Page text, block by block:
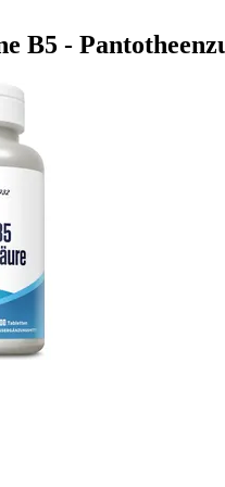
B5 -